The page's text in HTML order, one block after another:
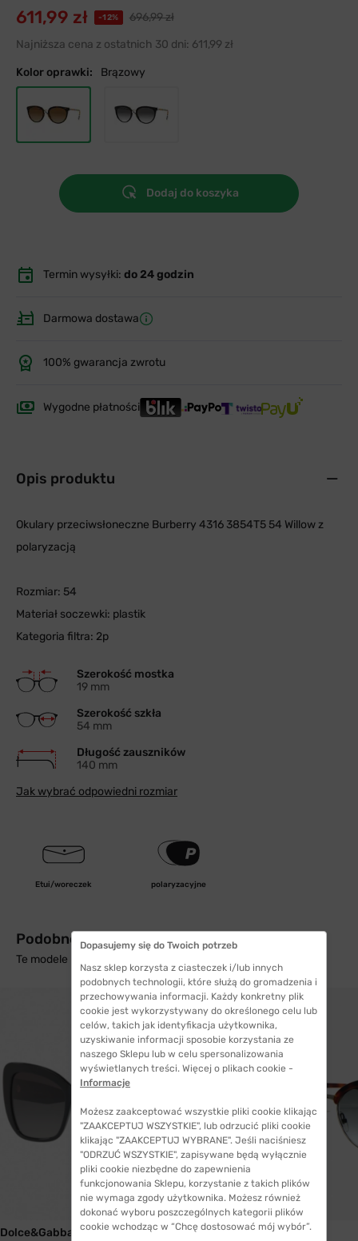
611,99 zł -12%
696,99 zł
Najniższa cena z ostatnich 30 dni: 611,99 zł
Kolor oprawki: Brązowy
Dodaj do koszyka
Termin wysyłki: do 24 godzin
Darmowa dostawa
100% gwarancja zwrotu
Wygodne płatności
Opis produktu
Okulary przeciwsłoneczne Burberry 4316 3854T5 54 Willow z
polaryzacją
Rozmiar: 54
Materiał soczewki: plastik
Kategoria filtra: 2p
Szerokość mostka
19 mm
Szerokość szkła
54 mm
Długość zauszników
140 mm
Jak wybrać odpowiedni rozmiar
Etui/woreczek polaryzacyjne
Podobne produkty z wysyłką w 24h
Te modele mogą Cię zainteresować
Dolce&Gabbana
WYSYŁKA 24H
Fendi
Dopasujemy się do Twoich potrzeb
Nasz sklep korzysta z ciasteczek i/lub innych
podobnych technologii, które służą do gromadzenia i
przechowywania informacji. Każdy konkretny plik
cookie jest wykorzystywany do określonego celu lub
celów, takich jak identyfikacja użytkownika,
uzyskiwanie informacji sposobie korzystania ze
naszego Sklepu lub w celu spersonalizowania
wyświetlanych treści. Więcej o plikach cookie -
Informacje
Możesz zaakceptować wszystkie pliki cookie klikając
"ZAAKCEPTUJ WSZYSTKIE", lub odrzucić pliki cookie
klikając "ZAAKCEPTUJ WYBRANE". Jeśli naciśniesz
"ODRZUĆ WSZYSTKIE", zapisywane będą wyłącznie
pliki cookie niezbędne do zapewnienia
funkcjonowania Sklepu, korzystanie z takich plików
nie wymaga zgody użytkownika. Możesz również
dokonać wyboru poszczególnych kategorii plików
cookie wchodząc w “Chcę dostosować mój wybór”.